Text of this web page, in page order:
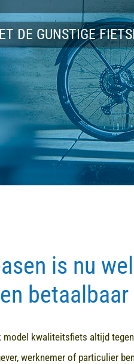
DE GUNSTIGE
is nu
betaalbaar
model kwaliteitsfiets altijd
werknemer of particulier